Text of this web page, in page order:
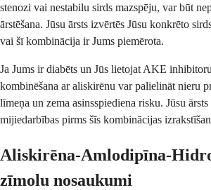
stenozi vai nestabilu sirds mazspēju, var būt
ārstēšana. Jūsu ārsts izvērtēs Jūsu konkrēto
vai šī kombinācija ir Jums piemērota.
Ja Jums ir diabēts un Jūs lietojat AKE
kombinēšana ar aliskirēnu var palielināt nieru
līmeņa un zema asinsspiediena risku. Jūsu
mijiedarbības pirms šīs kombinācijas
Aliskirēna-Amlodipīna-
zīmolu nosaukumi